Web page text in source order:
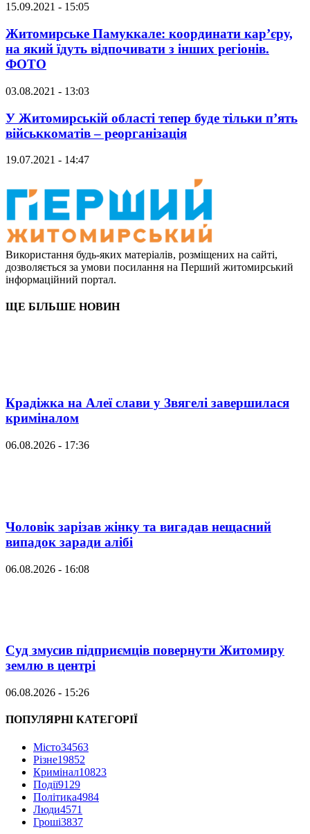
15.09.2021 - 15:05
Житомирське Памуккале: координати кар’єру,
на який їдуть відпочивати з інших регіонів.
ФОТО
03.08.2021 - 13:03
У Житомирській області тепер буде тільки п’ять
військкоматів – реорганізація
19.07.2021 - 14:47
Використання будь-яких матеріалів, розміщених на сайті,
дозволяється за умови посилання на Перший житомирський
інформаційний портал.
ЩЕ БІЛЬШЕ НОВИН
Крадіжка на Алеї слави у Звягелі завершилася
криміналом
06.08.2026 - 17:36
Чоловік зарізав жінку та вигадав нещасний
випадок заради алібі
06.08.2026 - 16:08
Суд змусив підприємців повернути Житомиру
землю в центрі
06.08.2026 - 15:26
ПОПУЛЯРНІ КАТЕГОРІЇ
Місто34563
Різне19852
Кримінал10823
Події9129
Політика4984
Люди4571
Гроші3837